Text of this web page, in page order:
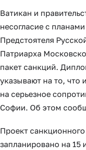
Ватикан и
несогласие с
Предстоятеля
Патриарха
пакет санкций.
указывают на то, что
на серьезное
Софии. Об этом
Проект
запланировано на 15